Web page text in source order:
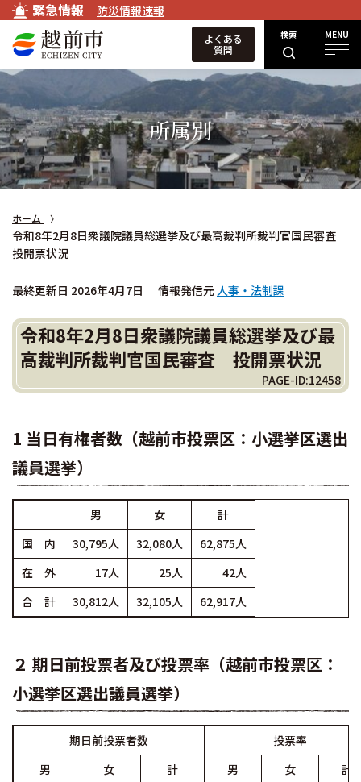
緊急情報 防災情報速報
検索 MENU
よくある
質問
所属別
ホーム
令和8年2月8日衆議院議員総選挙及び最高裁判所裁判官国民審査
投開票状況
最終更新日 2026年4月7日 情報発信元人事・法制課
令和8年2月8日衆議院議員総選挙及び最
高裁判所裁判官国民審査 投開票状況
PAGE-ID:12458
1 当日有権者数（越前市投票区：小選挙区選出
議員選挙）
男 女
計
国 内
30,795人 32,080人
62,875人
在 外
17人 25人
42人
合 計
30,812人 32,105人 62,917人
２ 期日前投票者及び投票率（越前市投票区：
小選挙区選出議員選挙）
期日前投票者数
投票率
男
女 計 男 女
計